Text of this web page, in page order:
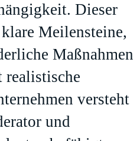
Dieser
Meilensteine,
Maßnahmen
realistische
versteht
und